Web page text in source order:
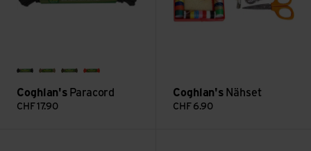
Coghlan's Paracord
CHF 17.90
Coghlan's Nähset
CHF 6.90